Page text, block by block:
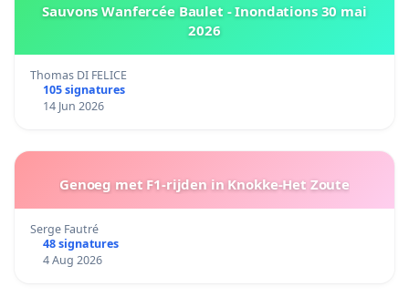
Sauvons Wanfercée Baulet - Inondations 30 mai
2026
Thomas DI FELICE
105 signatures
14 Jun 2026
Genoeg met F1-rijden in Knokke-Het Zoute
Serge Fautré
48 signatures
4 Aug 2026